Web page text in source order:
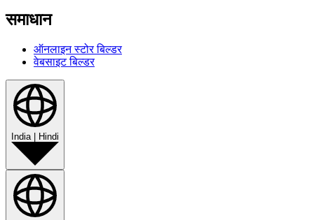
समाधान
ऑनलाइन स्टोर बिल्डर
वेबसाइट बिल्डर
India| Hindi